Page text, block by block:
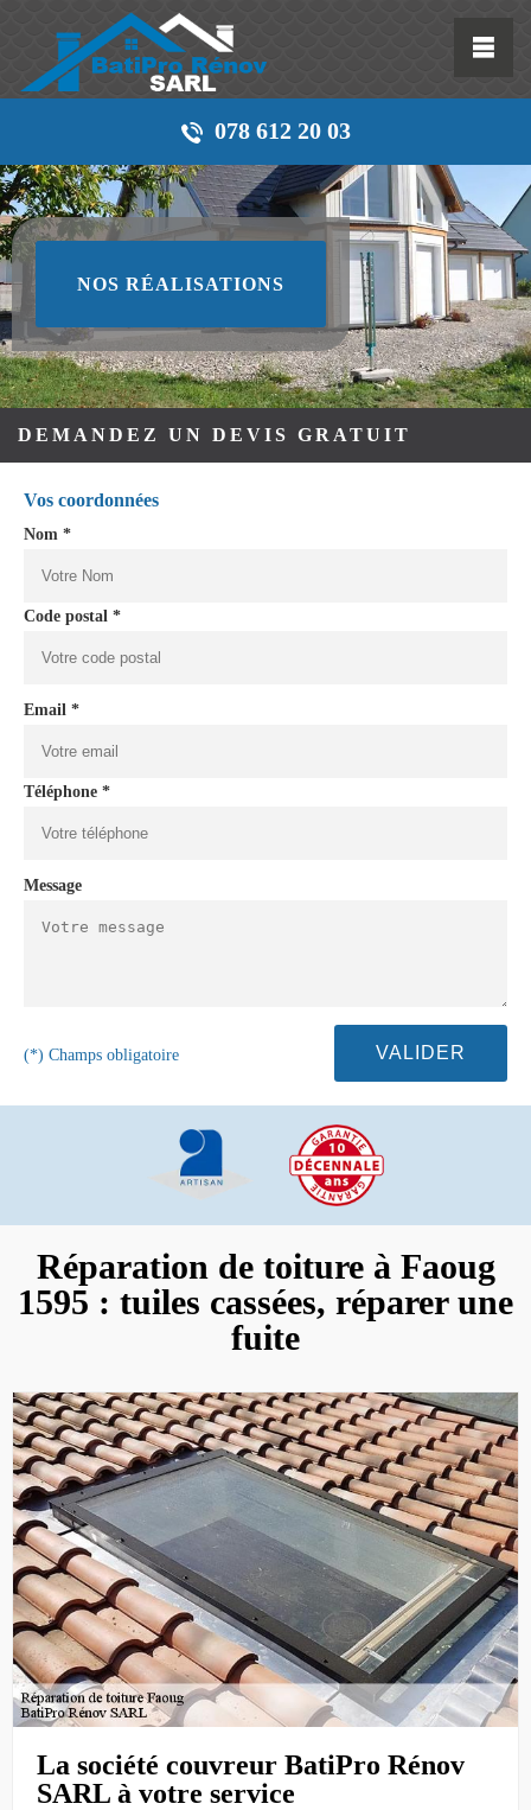
078 612 20 03
NOS RÉALISATIONS
DEMANDEZ UN DEVIS GRATUIT
Vos coordonnées
Nom *
Code postal *
Email *
Téléphone *
Message
(*) Champs obligatoire
Réparation de toiture à Faoug
1595 : tuiles cassées, réparer une
fuite
La société couvreur BatiPro Rénov
SARL à votre service